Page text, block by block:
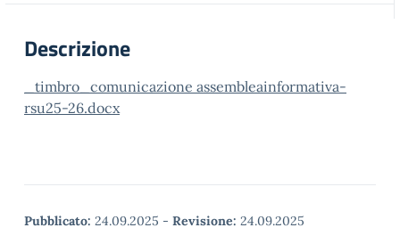
Descrizione
_timbro_comunicazione assembleainformativa-
rsu25-26.docx
Pubblicato: 24.09.2025 - Revisione: 24.09.2025